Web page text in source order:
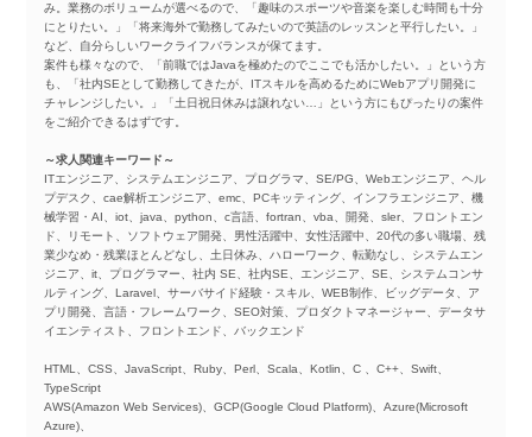
み。業務のボリュームが選べるので、「趣味のスポーツや音楽を楽しむ時間も十分
にとりたい。」「将来海外で勤務してみたいので英語のレッスンと平行したい。」
など、自分らしいワークライフバランスが保てます。
案件も様々なので、「前職ではJavaを極めたのでここでも活かしたい。」という方
も、「社内SEとして勤務してきたが、ITスキルを高めるためにWebアプリ開発に
チャレンジしたい。」「土日祝日休みは譲れない…」という方にもぴったりの案件
をご紹介できるはずです。
～求人関連キーワード～
ITエンジニア、システムエンジニア、プログラマ、SE/PG、Webエンジニア、ヘル
プデスク、cae解析エンジニア、emc、PCキッティング、インフラエンジニア、機
械学習・AI、iot、java、python、c言語、fortran、vba、開発、sler、フロントエン
ド、リモート、ソフトウェア開発、男性活躍中、女性活躍中、20代の多い職場、残
業少なめ・残業ほとんどなし、土日休み、ハローワーク、転勤なし、システムエン
ジニア、it、プログラマー、社内 SE、社内SE、エンジニア、SE、システムコンサ
ルティング、Laravel、サーバサイド経験・スキル、WEB制作、ビッグデータ、ア
プリ開発、言語・フレームワーク、SEO対策、プロダクトマネージャー、データサ
イエンティスト、フロントエンド、バックエンド
HTML、CSS、JavaScript、Ruby、Perl、Scala、Kotlin、C 、C++、Swift、
TypeScript
AWS(Amazon Web Services)、GCP(Google Cloud Platform)、Azure(Microsoft
Azure)、